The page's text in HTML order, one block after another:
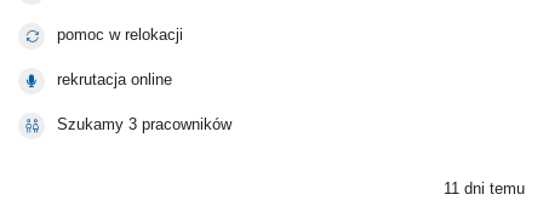
pomoc w relokacji
rekrutacja online
Szukamy 3 pracowników
11 dni temu